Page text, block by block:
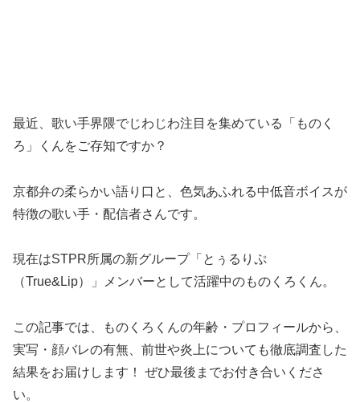
最近、歌い手界隈でじわじわ注目を集めている「ものく
ろ」くんをご存知ですか？
京都弁の柔らかい語り口と、色気あふれる中低音ボイスが
特徴の歌い手・配信者さんです。
現在はSTPR所属の新グループ「とぅるりぷ
（True&Lip）」メンバーとして活躍中のものくろくん。
この記事では、ものくろくんの年齢・プロフィールから、
実写・顔バレの有無、前世や炎上についても徹底調査した
結果をお届けします！ ぜひ最後までお付き合いくださ
い。